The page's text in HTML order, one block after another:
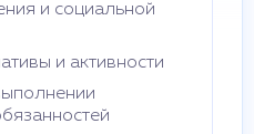
и социальной
и активности